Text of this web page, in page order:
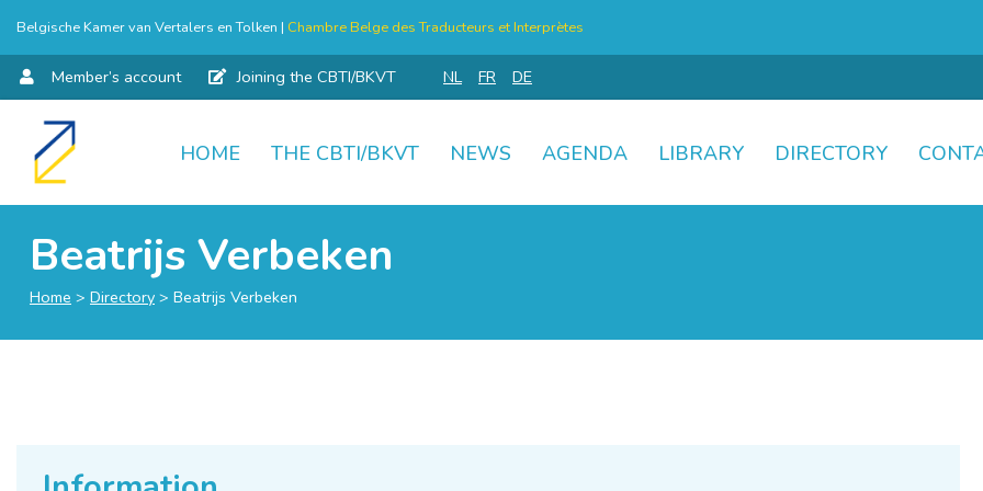
Belgische Kamer van Vertalers en Tolken | Chambre Belge des Traducteurs et Interprètes
Member’s account Joining the CBTI/BKVT NL FR DE
Skip
HOME THE CBTI/BKVT NEWS AGENDA LIBRARY DIRECTORY
Beatrijs Verbeken
Home > Directory > Beatrijs Verbeken